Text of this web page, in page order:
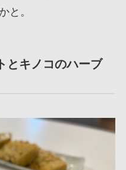
と。
とキノコのハーブ